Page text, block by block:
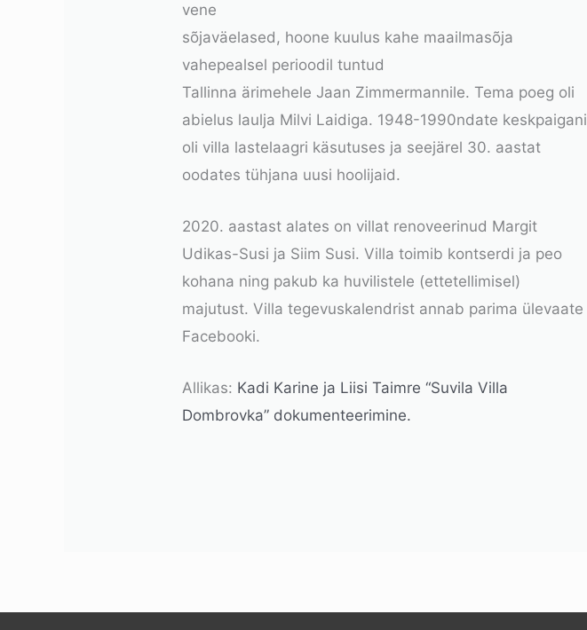
vene
sõjaväelased, hoone kuulus kahe maailmasõja
vahepealsel perioodil tuntud
Tallinna ärimehele Jaan Zimmermannile. Tema poeg oli
abielus laulja Milvi Laidiga. 1948-1990ndate keskpaigani
oli villa lastelaagri käsutuses ja seejärel 30. aastat
oodates tühjana uusi hoolijaid.
2020. aastast alates on villat renoveerinud Margit
Udikas-Susi ja Siim Susi. Villa toimib kontserdi ja peo
kohana ning pakub ka huvilistele (ettetellimisel)
majutust. Villa tegevuskalendrist annab parima ülevaate
Facebooki.
Allikas: Kadi Karine ja Liisi Taimre “Suvila Villa
Dombrovka” dokumenteerimine.